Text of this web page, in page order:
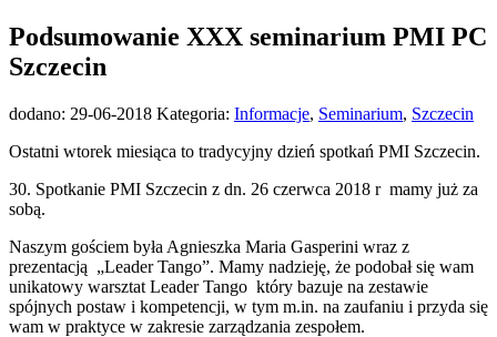
Podsumowanie XXX seminarium PMI PC
Szczecin
dodano: 29-06-2018 Kategoria: Informacje, Seminarium, Szczecin
Ostatni wtorek miesiąca to tradycyjny dzień spotkań PMI Szczecin.
30. Spotkanie PMI Szczecin z dn. 26 czerwca 2018 r mamy już za
sobą.
Naszym gościem była Agnieszka Maria Gasperini wraz z
prezentacją „Leader Tango”. Mamy nadzieję, że podobał się wam
unikatowy warsztat Leader Tango który bazuje na zestawie
spójnych postaw i kompetencji, w tym m.in. na zaufaniu i przyda się
wam w praktyce w zakresie zarządzania zespołem.